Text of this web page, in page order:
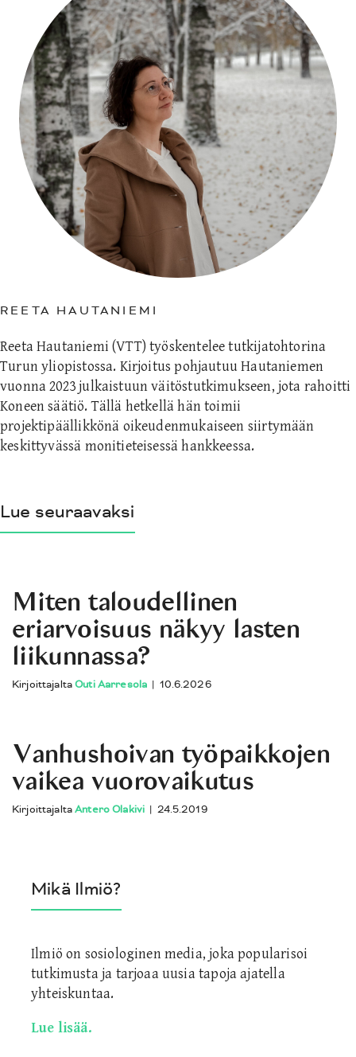
Mikä Ilmiö?
Ilmiö on sosiologinen media, joka popularisoi
tutkimusta ja tarjoaa uusia tapoja ajatella
yhteiskuntaa.
Lue lisää.
REETA HAUTANIEMI
Reeta Hautaniemi (VTT) työskentelee tutkijatohtorina
Turun yliopistossa. Kirjoitus pohjautuu Hautaniemen
vuonna 2023 julkaistuun väitöstutkimukseen, jota rahoitti
Koneen säätiö. Tällä hetkellä hän toimii
projektipäällikkönä oikeudenmukaiseen siirtymään
keskittyvässä monitieteisessä hankkeessa.
Lue seuraavaksi
Miten taloudellinen
eriarvoisuus näkyy lasten
liikunnassa?
KirjoittajaltaOuti Aarresola | 10.6.2026
Vanhushoivan työpaikkojen
vaikea vuorovaikutus
KirjoittajaltaAntero Olakivi | 24.5.2019